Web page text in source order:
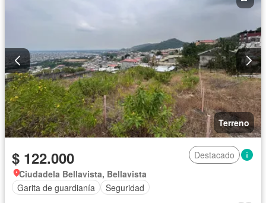
Terreno
$ 122.000
Destacado
Ciudadela Bellavista, Bellavista
Garita de guardianía
Seguridad